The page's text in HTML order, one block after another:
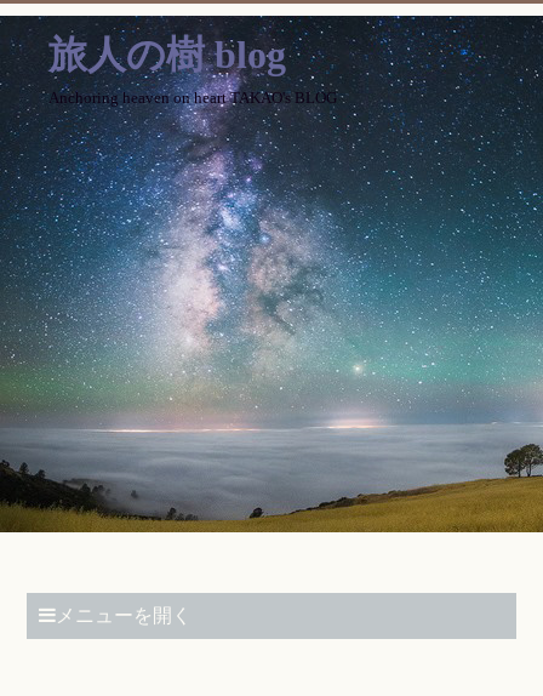
旅人の樹 blog
Anchoring heaven on heart TAKAO's BLOG
メニューを開く